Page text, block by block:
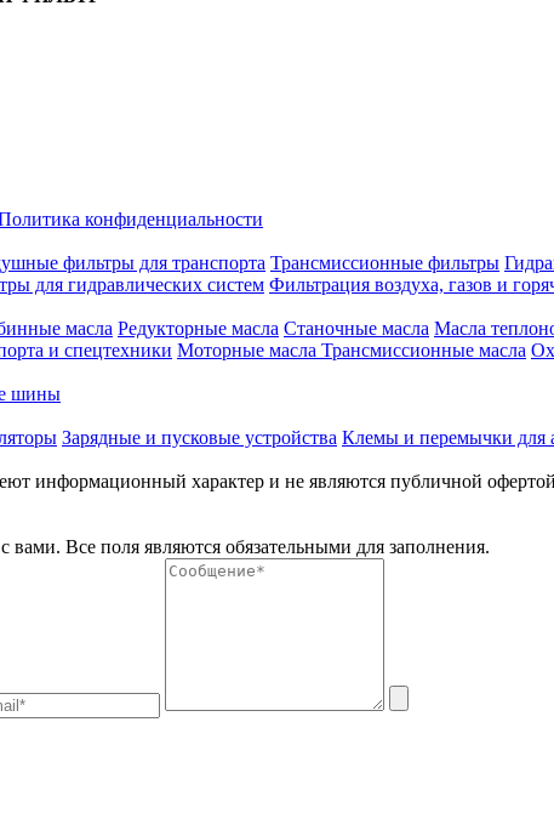
конфиденциальности
фильтры для транспорта Трансмиссионные фильтры
для гидравлических систем Фильтрация воздуха, газов и
масла Редукторные масла Станочные масла Масла
и спецтехники Моторные масла Трансмиссионные масла
шины
Зарядные и пусковые устройства Клемы и перемычки для
информационный характер и не являются публичной
Все поля являются обязательными для заполнения.